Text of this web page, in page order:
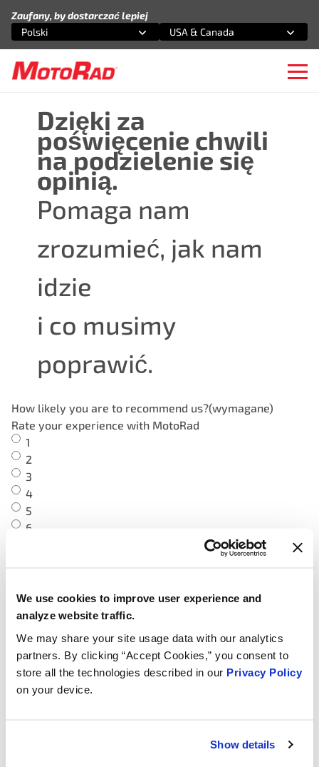
We use cookies to improve user experience and
analyze website traffic.
We may share your site usage data with our analytics
partners. By clicking “Accept Cookies,” you consent to
store all the technologies described in our Privacy Policy
on your device.
Show details
Zaufany, by dostarczać lepiej
Wybierz opcję
Polski
Wybierz opcję
USA & Canada
Dzięki za
poświęcenie chwili
na podzielenie się
opinią.
Pomaga nam
zrozumieć, jak nam
idzie
i co musimy
poprawić.
How likely you are to recommend us?(wymagane)
Rate your experience with MotoRad
1
2
3
4
5
6
10
Explain your answer:(wymagane)